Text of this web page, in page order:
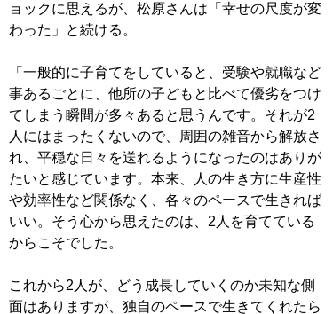
ョックに思えるが、松原さんは「幸せの尺度が変
わった」と続ける。
「一般的に子育てをしていると、受験や就職など
事あるごとに、他所の子どもと比べて優劣をつけ
てしまう瞬間が多々あると思うんです。それが2
人にはまったくないので、周囲の雑音から解放さ
れ、平穏な日々を送れるようになったのはありが
たいと感じています。本来、人の生き方に生産性
や効率性など関係なく、各々のペースで生きれば
いい。そう心から思えたのは、2人を育てている
からこそでした。
これから2人が、どう成長していくのか未知な側
面はありますが、独自のペースで生きてくれたら